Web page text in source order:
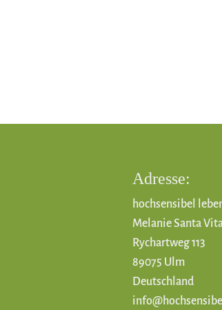
Adresse:
hochsensibel
Melanie Santa
Rychartweg 113
89075 Ulm
Deutschland